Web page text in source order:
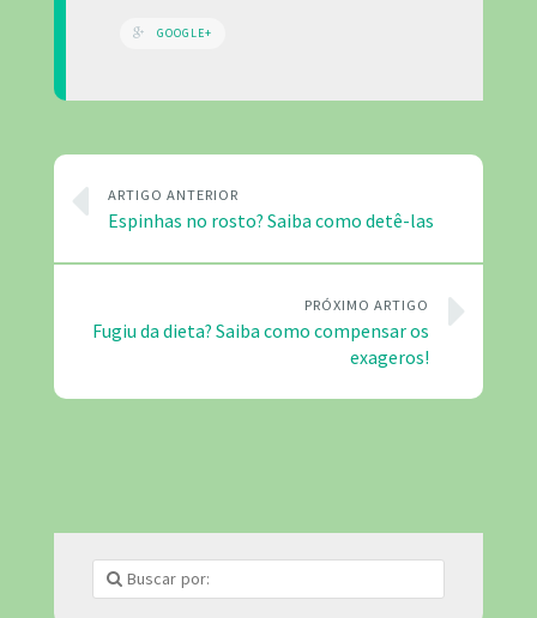
GOOGLE+
ARTIGO ANTERIOR
Espinhas no rosto? Saiba como detê-las
PRÓXIMO ARTIGO
Fugiu da dieta? Saiba como compensar os
exageros!